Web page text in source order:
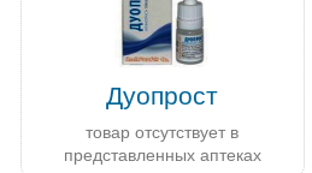
Дуопрост
товар отсутствует в
представленных аптеках